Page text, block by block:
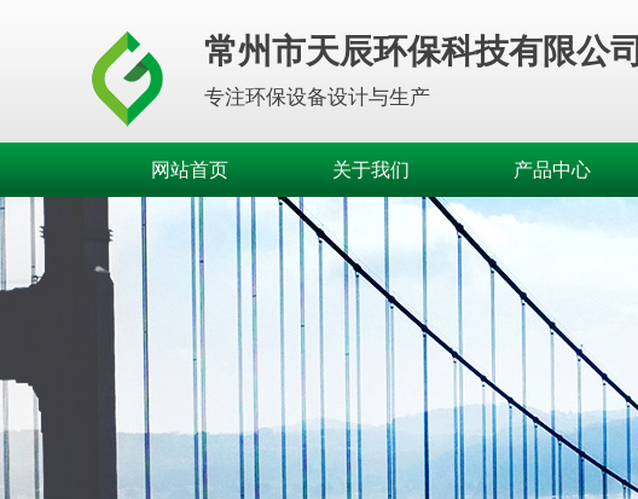
常州市天辰环保科技有限公司
专注环保设备设计与生产
网站首页 关于我们 产品中心